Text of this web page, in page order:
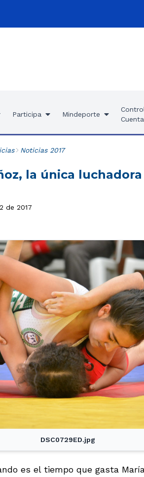
Participa Mindeporte
Noticias 2017
la única
de 2017
DSC0729ED.jpg
es el tiempo que gasta